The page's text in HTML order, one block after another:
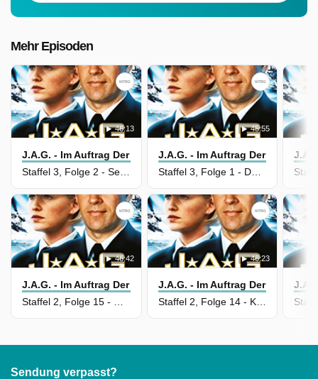
Mehr Episoden
46:13
J.A.G. - Im Auftrag Der Ehre
Staffel 3, Folge 2 - Sex und Disziplin
45:55
J.A.G. - Im Auftrag Der Ehre
Staffel 3, Folge 1 - Das Skelett im Schiffsrumpf
46:42
J.A.G. - Im Auftrag Der Ehre
46:23
J.A.G. - Im Auftrag Der Ehre
Staffel 2, Folge 14 - Kosaken und Cowboys
Sendung verpasst?